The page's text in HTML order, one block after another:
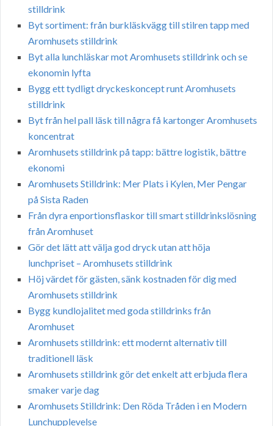
stilldrink
Byt sortiment: från burkläskvägg till stilren tapp med
Aromhusets stilldrink
Byt alla lunchläskar mot Aromhusets stilldrink och se
ekonomin lyfta
Bygg ett tydligt dryckeskoncept runt Aromhusets
stilldrink
Byt från hel pall läsk till några få kartonger Aromhusets
koncentrat
Aromhusets stilldrink på tapp: bättre logistik, bättre
ekonomi
Aromhusets Stilldrink: Mer Plats i Kylen, Mer Pengar
på Sista Raden
Från dyra enportionsflaskor till smart stilldrinkslösning
från Aromhuset
Gör det lätt att välja god dryck utan att höja
lunchpriset – Aromhusets stilldrink
Höj värdet för gästen, sänk kostnaden för dig med
Aromhusets stilldrink
Bygg kundlojalitet med goda stilldrinks från
Aromhuset
Aromhusets stilldrink: ett modernt alternativ till
traditionell läsk
Aromhusets stilldrink gör det enkelt att erbjuda flera
smaker varje dag
Aromhusets Stilldrink: Den Röda Tråden i en Modern
Lunchupplevelse